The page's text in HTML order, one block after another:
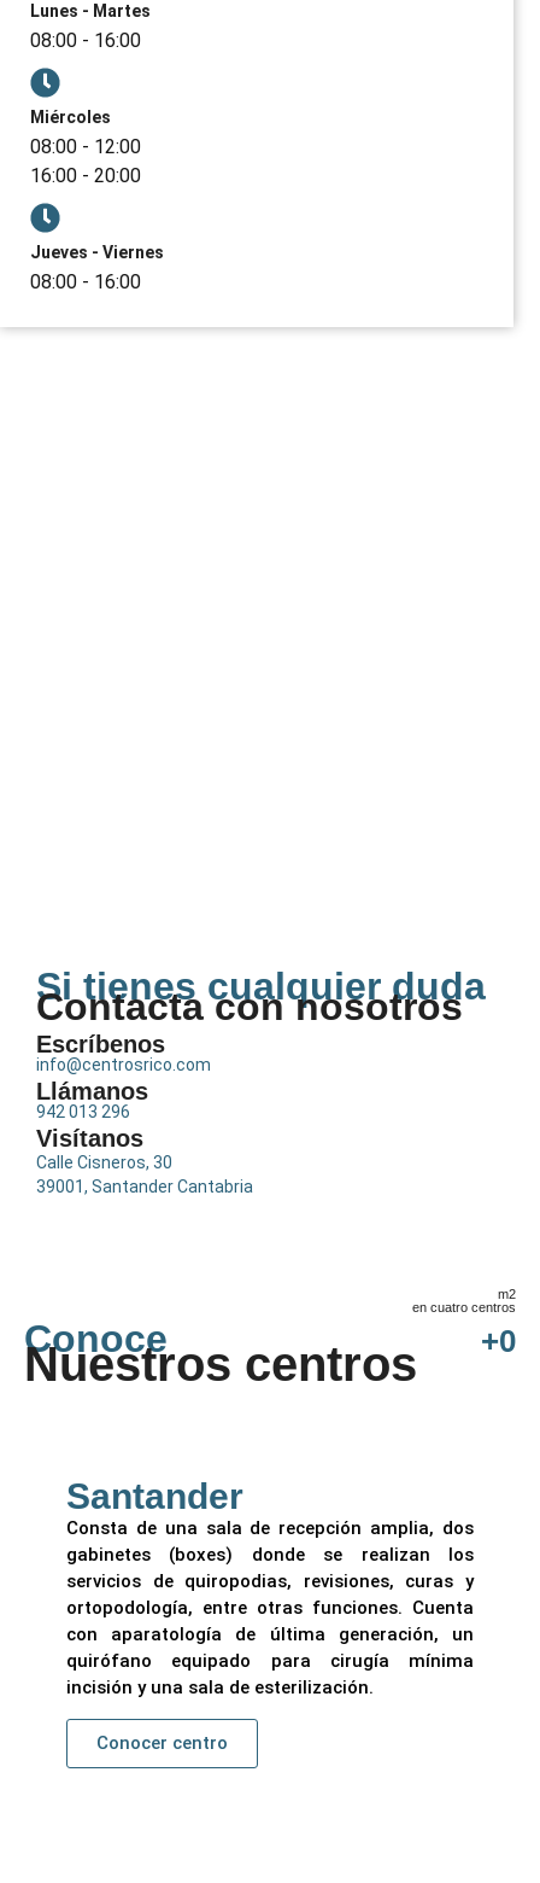
Lunes - Martes
08:00 - 16:00
Miércoles
08:00 - 12:00
16:00 - 20:00
Jueves - Viernes
08:00 - 16:00
Si tienes cualquier duda
Contacta con nosotros
Escríbenos
info@centrosrico.com
Llámanos
942 013 296
Visítanos
Calle Cisneros, 30
39001, Santander Cantabria
Conoce
Nuestros centros
m2
en cuatro centros
+0
Santander
Consta de una sala de recepción amplia, dos
gabinetes (boxes) donde se realizan los
servicios de quiropodias, revisiones, curas y
ortopodología, entre otras funciones. Cuenta
con aparatología de última generación, un
quirófano equipado para cirugía mínima
incisión y una sala de esterilización.
Conocer centro